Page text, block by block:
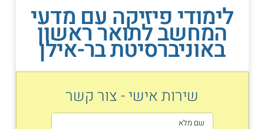
לימודי פיזיקה עם מדעי
המחשב לתואר ראשון
באוניברסיטת בר-אילן
שירות אישי - צור קשר